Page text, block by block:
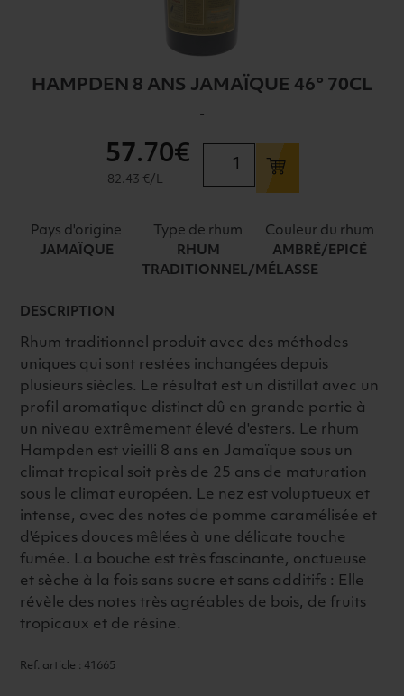
HAMPDEN 8 ANS JAMAÏQUE 46° 70CL
-
HAMPDEN
JAMAÏQUE
57.70€
82.43 €/L
Pays d'origine
JAMAÏQUE
Type de rhum
RHUM
TRADITIONNEL/MÉLASSE
Couleur du rhum
AMBRÉ/EPICÉ
DESCRIPTION
Rhum traditionnel produit avec des méthodes
uniques qui sont restées inchangées depuis
plusieurs siècles. Le résultat est un distillat avec un
profil aromatique distinct dû en grande partie à
un niveau extrêmement élevé d'esters. Le rhum
Hampden est vieilli 8 ans en Jamaïque sous un
climat tropical soit près de 25 ans de maturation
sous le climat européen. Le nez est voluptueux et
intense, avec des notes de pomme caramélisée et
d'épices douces mêlées à une délicate touche
fumée. La bouche est très fascinante, onctueuse
et sèche à la fois sans sucre et sans additifs : Elle
révèle des notes très agréables de bois, de fruits
tropicaux et de résine.
Ref. article : 41665